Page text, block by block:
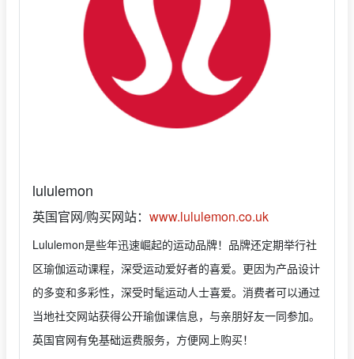
lululemon
英国官网/购买网站： www.lululemon.co.uk
Lululemon是些年迅速崛起的运动品牌！品牌还定期举行社
区瑜伽运动课程，深受运动爱好者的喜爱。更因为产品设计
的多变和多彩性，深受时髦运动人士喜爱。消费者可以通过
当地社交网站获得公开瑜伽课信息，与亲朋好友一同参加。
英国官网有免基础运费服务，方便网上购买！